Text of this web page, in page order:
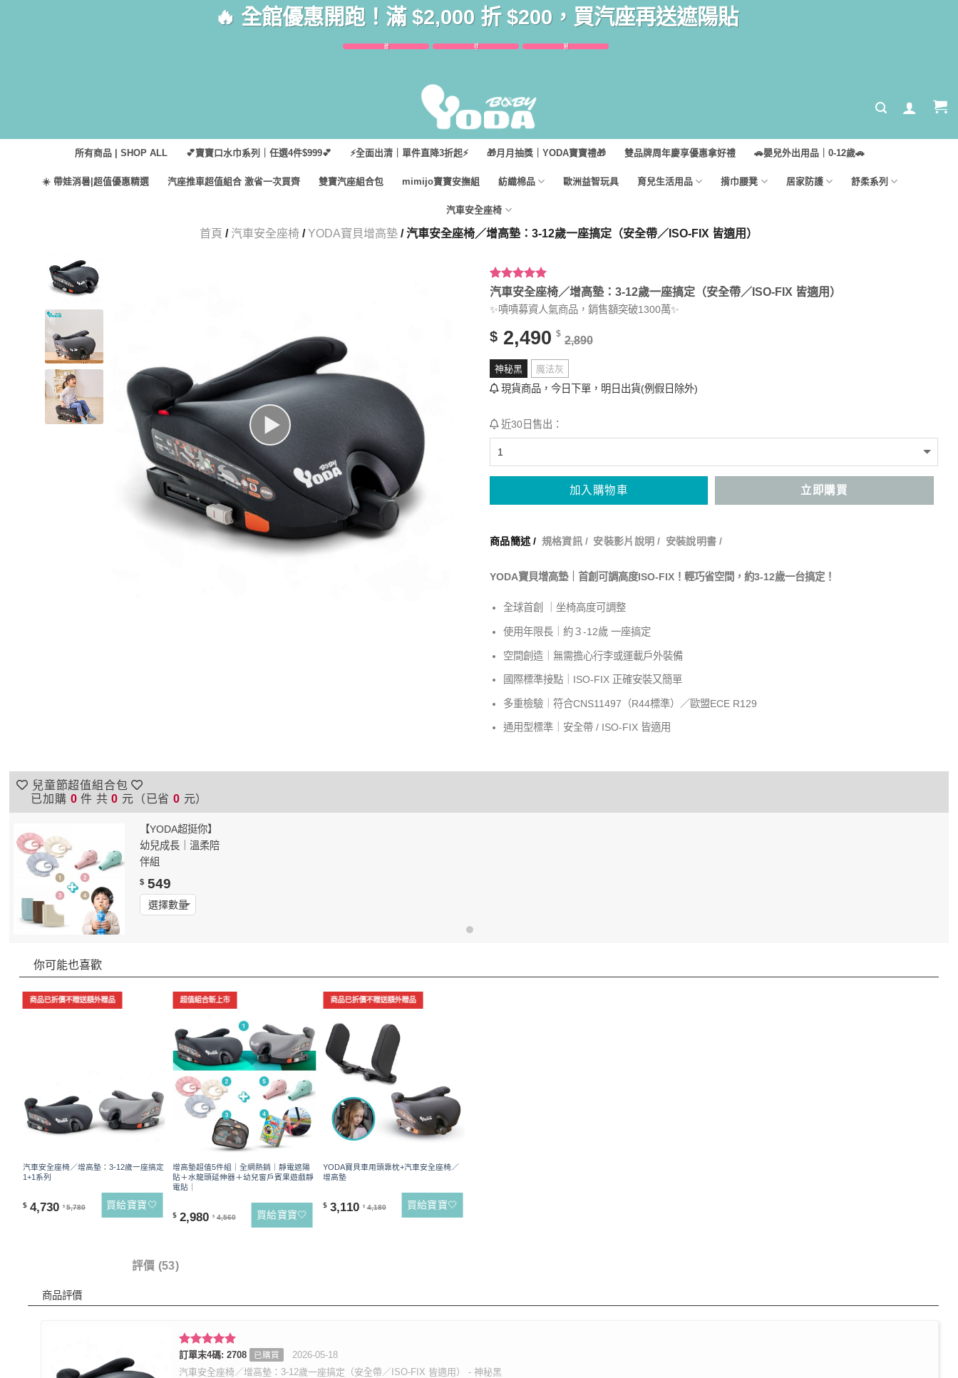
🔥 全館優惠開跑！滿 $2,000 折 $200，買汽座再送遮陽貼
16
時
15
分
51
秒
所有商品 | SHOP ALL 💕寶寶口水巾系列｜任選4件$999💕 ⚡全面出清｜單件直降3折起⚡ 🎁月月抽獎｜YODA寶寶禮🎁 雙品牌周年慶享優惠拿好禮 🚗嬰兒外出用品｜0-12歲🚗
☀️ 帶娃消暑|超值優惠精選 汽座推車超值組合 激省一次買齊 雙寶汽座組合包 mimijo寶寶安撫組 紡織棉品 歐洲益智玩具 育兒生活用品 揹巾腰凳 居家防護 舒柔系列
汽車安全座椅
首頁 / 汽車安全座椅 /YODA寶貝增高墊 / 汽車安全座椅／增高墊：3-12歲一座搞定（安全帶／ISO-FIX 皆適用）
評分5.00/
5，已有
53
位
顧客進行評
汽車安全座椅／增高墊：3-12歲一座搞定（安全帶／ISO-FIX 皆適用）
✨嘖嘖募資人氣商品，銷售額突破1300萬✨
$ 2,490 $
2,890
神秘黑 魔法灰
現貨商品，今日下單，明日出貨(例假日除外)
近30日售出：
加入購物車 立即購買
商品簡述 / 規格資訊 / 安裝影片說明 / 安裝說明書 /
YODA寶貝增高墊｜首創可調高度ISO-FIX！輕巧省空間，約3-12歲一台搞定！
全球首創 ｜坐椅高度可調整
使用年限長｜約３-12歲 一座搞定
空間創造｜無需擔心行李或運載戶外裝備
國際標準接點｜ISO-FIX 正確安裝又簡單
多重檢驗｜符合CNS11497（R44標準）／歐盟ECE R129
通用型標準｜安全帶 / ISO-FIX 皆適用
兒童節超值組合包
已加購 0 件 共0 元（已省0 元）
【YODA超挺你】
幼兒成長｜溫柔陪
伴組
$ 549
你可能也喜歡
商品已折價不贈送額外贈品
汽車安全座椅／增高墊：3-12歲一座搞定
1+1系列
$ 4,730 $ 5,780 買給寶寶🤍
超值組合新上市
增高墊超值5件組｜全網熱銷｜靜電遮陽
貼＋水龍頭延伸器＋幼兒窗戶賓果遊戲靜
電貼｜
$ 2,980 $ 4,560 買給寶寶🤍
商品已折價不贈送額外贈品
YODA寶貝車用頭靠枕+汽車安全座椅／
增高墊
$ 3,110 $ 4,180 買給寶寶🤍
評價 (53)
商品評價
評分5滿
分 5
訂單末4碼: 2708 已購買
2026-05-18
汽車安全座椅／增高墊：3-12歲一座搞定（安全帶／ISO-FIX 皆適用） - 神秘黑